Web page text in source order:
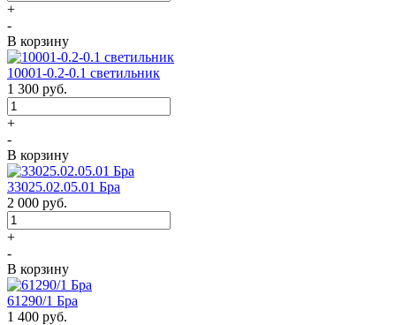
+
-
В корзину
10001-0.2-0.1 светильник
1 300 руб.
+
-
В корзину
33025.02.05.01 Бра
2 000 руб.
+
-
В корзину
61290/1 Бра
1 400 руб.